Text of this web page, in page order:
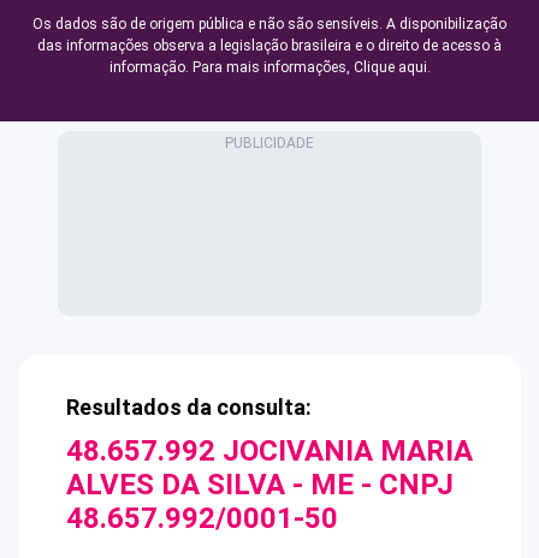
Os dados são de origem pública e não são sensíveis. A disponibilização
das informações observa a legislação brasileira e o direito de acesso à
informação. Para mais informações, Clique aqui.
Resultados da consulta:
48.657.992 JOCIVANIA MARIA
ALVES DA SILVA - ME - CNPJ
48.657.992/0001-50